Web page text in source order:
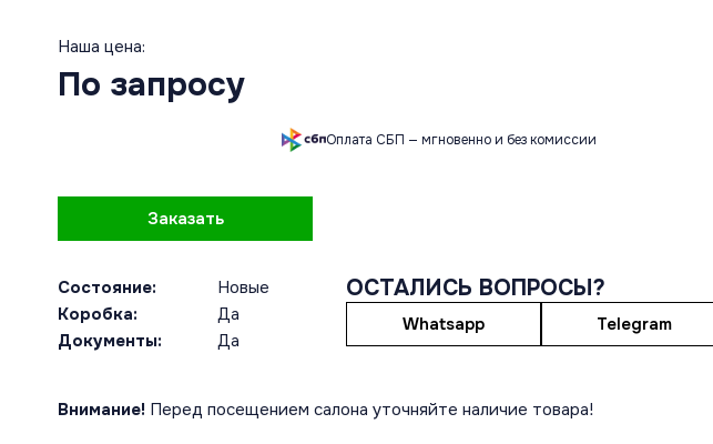
Наша цена:
По запросу
Оплата СБП — мгновенно и без комиссии
Заказать
Состояние:
Новые
Коробка:
Да
Документы:
Да
ОСТАЛИСЬ ВОПРОСЫ?
Whatsapp Telegram
Внимание! Перед посещением салона уточняйте наличие товара!